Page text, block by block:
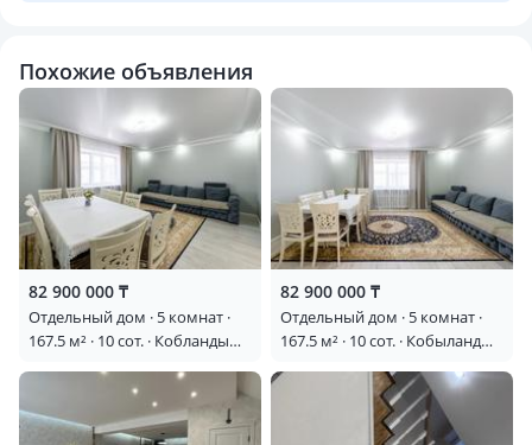
Похожие объявления
82 900 000 ₸
Отдельный дом · 5 комнат ·
167.5 м² · 10 сот. · Кобланды
82 900 000 ₸
Отдельный дом · 5 комнат ·
167.5 м² · 10 сот. · Кобыланды